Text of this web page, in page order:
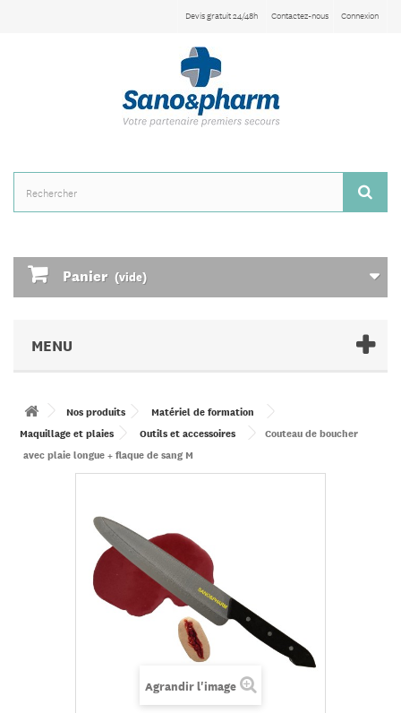
Connexion
Contactez-nous
Devis gratuit 24/48h
Panier (vide)
MENU
Nos produits
Matériel de formation
Maquillage et plaies
Outils et accessoires
Couteau de boucher
avec plaie longue + flaque de sang M
Agrandir l'image